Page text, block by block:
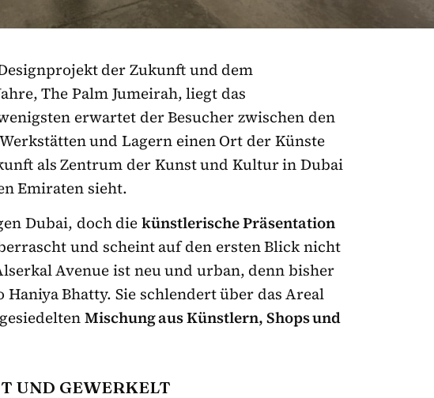
der Zukunft und dem
The Palm Jumeirah, liegt das
erwartet der Besucher zwischen den
und Lagern einen Ort der Künste
als Zentrum der Kunst und Kultur in Dubai
Emiraten sieht.
Dubai, doch diekünstlerische Präsentation
und scheint auf den ersten Blick nicht
Avenue ist neu und urban, denn bisher
Bhatty. Sie schlendert über das Areal
Mischung aus Künstlern, Shops und
UND GEWERKELT